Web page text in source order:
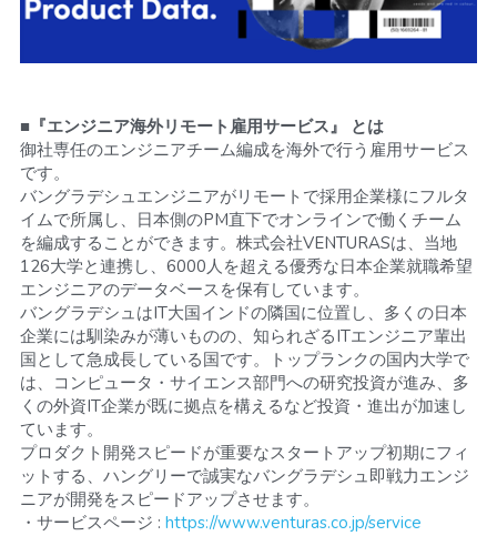
■『エンジニア海外リモート雇用サービス』 とは
御社専任のエンジニアチーム編成を海外で行う雇用サービス
です。
バングラデシュエンジニアがリモートで採用企業様にフルタ
イムで所属し、日本側のPM直下でオンラインで働くチーム
を編成することができます。株式会社VENTURASは、当地
126大学と連携し、6000人を超える優秀な日本企業就職希望
エンジニアのデータベースを保有しています。
バングラデシュはIT大国インドの隣国に位置し、多くの日本
企業には馴染みが薄いものの、知られざるITエンジニア輩出
国として急成長している国です。トップランクの国内大学で
は、コンピュータ・サイエンス部門への研究投資が進み、多
くの外資IT企業が既に拠点を構えるなど投資・進出が加速し
ています。
プロダクト開発スピードが重要なスタートアップ初期にフィ
ットする、ハングリーで誠実なバングラデシュ即戦力エンジ
ニアが開発をスピードアップさせます。
・サービスページ : https://www.venturas.co.jp/service